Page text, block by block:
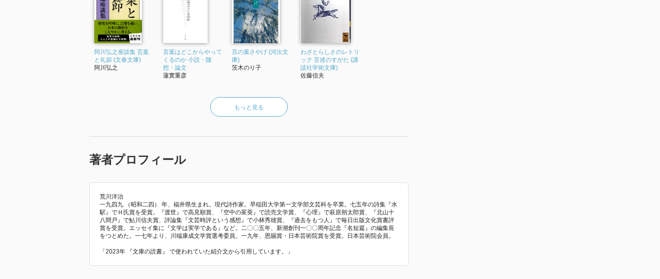
阿川弘之座談集 言葉
と礼節 (文春文庫)
阿川弘之
言葉はどこからやって
くるのか 小説・随
想・論文
蓮實重彦
言の葉さやげ (河出文
庫)
茨木のり子
わざとらしさのレトリ
ック 言述のすがた (講
談社学術文庫)
佐藤信夫
もっと見る
著者プロフィール
荒川洋治
一九四九 （昭和二四） 年、福井県生まれ。現代詩作家。早稲田大学第一文学部文芸科を卒業。七五年の詩集『水
駅』でＨ氏賞を受賞。『渡世』で高見順賞、『空中の茱萸』で読売文学賞、『心理』で萩原朔太郎賞、『北山十
八間戸』で鮎川信夫賞、評論集『文芸時評という感想』で小林秀雄賞、『過去をもつ人』で毎日出版文化賞書評
賞を受賞。エッセイ集に『文学は実学である』など。二〇〇五年、新潮創刊一〇〇周年記念『名短篇』の編集長
をつとめた。一七年より、川端康成文学賞選考委員。一九年、恩賜賞・日本芸術院賞を受賞。日本芸術院会員。
「2023年 『文庫の読書』 で使われていた紹介文から引用しています。」